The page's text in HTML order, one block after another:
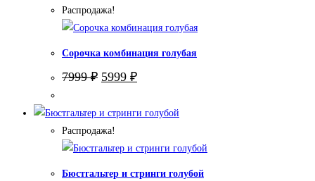
Распродажа!
Сорочка комбинация голубая
7999₽ Первоначальная
цена
7999 ₽.
5999 ₽Текущая
цена:
Распродажа!
Бюстгальтер и стринги голубой